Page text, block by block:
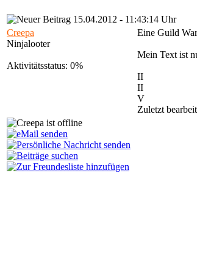
15.04.2012 - 11:43:14 Uhr
Creepa
Ninjalooter
Aktivitätsstatus: 0%
Eine Guild
Mein Text ist
II
II
V
Zuletzt